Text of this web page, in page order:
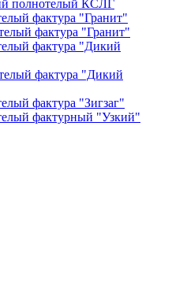
полнотелый КСЛГ
фактура "Гранит"
фактура "Гранит"
фактура "Дикий
фактура "Дикий
фактура "Зигзаг"
фактурный "Узкий"